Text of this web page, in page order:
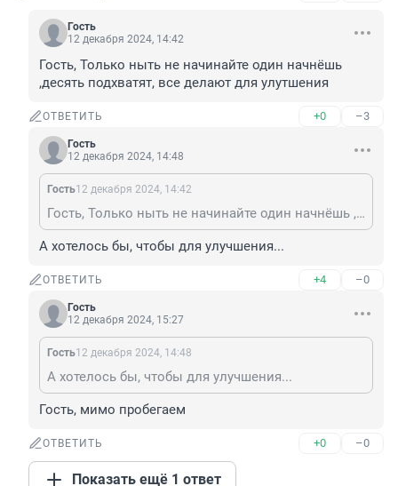
Гость
12 декабря 2024, 14:42
Гость, Только ныть не начинайте один начнёшь
,десять подхватят, все делают для улутшения
ОТВЕТИТЬ +0 –3
Гость
12 декабря 2024, 14:48
Гость12 декабря 2024, 14:42
Гость, Только ныть не начинайте один начнёшь ,десять подхватят, все делают для улутшения
А хотелось бы, чтобы для улучшения...
ОТВЕТИТЬ +4 –0
Гость
12 декабря 2024, 15:27
Гость12 декабря 2024, 14:48
А хотелось бы, чтобы для улучшения...
Гость, мимо пробегаем
ОТВЕТИТЬ +0 –0
Показать ещё 1 ответ